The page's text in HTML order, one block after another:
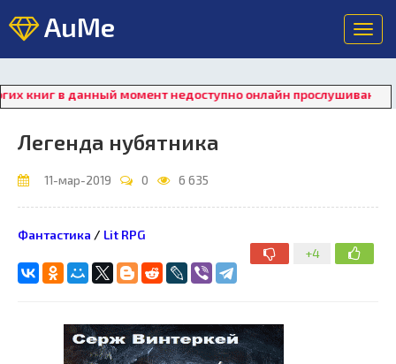
AuMe
в данный момент недоступно онлайн прослушивание. Для
Легенда нубятника
11-мар-2019 0 6 635
+4
Фантастика / Lit RPG